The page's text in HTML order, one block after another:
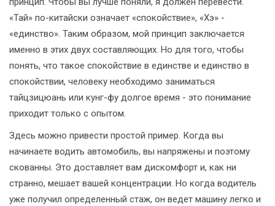
«Тай» по-китайски означает «спокойствие», «Хэ» -
«единство». Таким образом, мой принцип заключается
именно в этих двух составляющих. Но для того, чтобы
понять, что такое спокойствие в единстве и единство в
спокойствии, человеку необходимо заниматься
тайцзицюань или кунг-фу долгое время - это понимание
приходит только с опытом.
Здесь можно привести простой пример. Когда вы
начинаете водить автомобиль, вы напряжены и поэтому
скованны. Это доставляет вам дискомфорт и, как ни
странно, мешает вашей концентрации. Но когда водитель
уже получил определенный стаж, он ведет машину легко и